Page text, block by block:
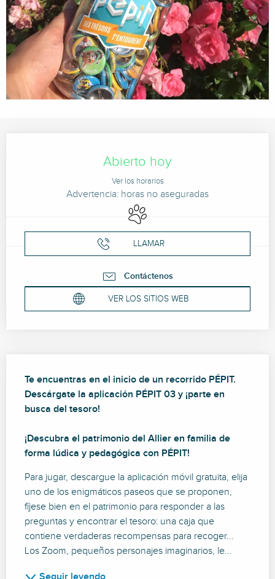
Abierto hoy
Ver los horarios
Advertencia: horas no aseguradas
Se aceptan animales
LLAMAR
Contáctenos
VER LOS SITIOS WEB
Te encuentras en el inicio de un recorrido PÉPIT.
Descárgate la aplicación PÉPIT 03 y ¡parte en
busca del tesoro!
¡Descubra el patrimonio del Allier en familia de
forma lúdica y pedagógica con PÉPIT!
Para jugar, descargue la aplicación móvil gratuita, elija
uno de los enigmáticos paseos que se proponen,
fíjese bien en el patrimonio para responder a las
preguntas y encontrar el tesoro: una caja que
contiene verdaderas recompensas para recoger...
Los Zoom, pequeños personajes imaginarios, le...